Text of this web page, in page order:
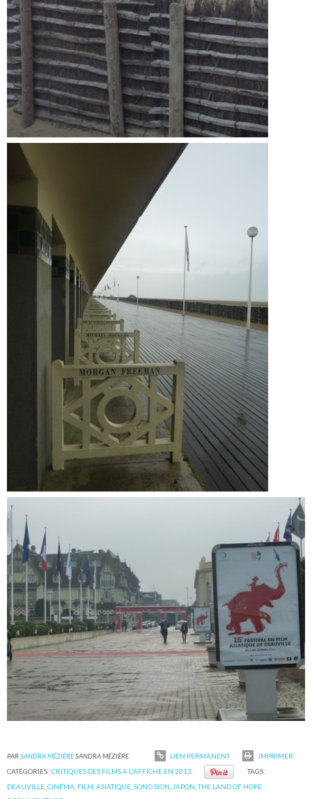
PARSANDRA MÉZIÈRESANDRA MÉZIÈRE LIEN PERMANENT
IMPRIMER
CATÉGORIES :CRITIQUES DES FILMS A L'AFFICHE EN 2013
TAGS :
DEAUVILLE ,CINÉMA FILM ,ASIATIQUE ,SONO SION JAPON ,THE LAND OF HOPE